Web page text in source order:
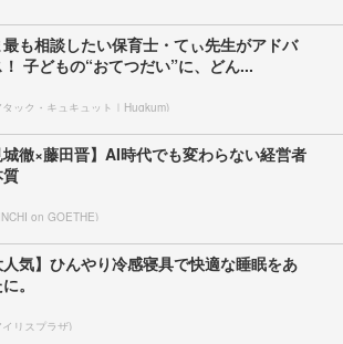
最も相談したい保育士・てぃ先生がアドバ
子どもの“おてつだい”に、どん...
タック・キュキュット｜Hugkum)
城徹×藤田晋】AI時代でも変わらない経営者
on GOETHE)
人気】ひんやり冷感寝具で快適な睡眠をあ
。
イリスプラザ)